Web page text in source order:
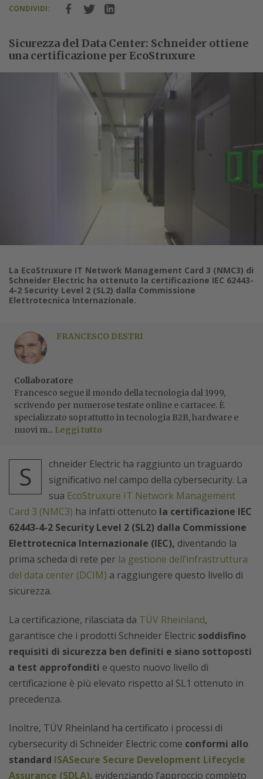
CONDIVIDI:
Sicurezza del Data Center: Schneider ottiene
una certificazione per EcoStruxure
La EcoStruxure IT Network Management Card 3 (NMC3) di
Schneider Electric ha ottenuto la certificazione IEC 62443-
4-2 Security Level 2 (SL2) dalla Commissione
Elettrotecnica Internazionale.
FRANCESCO DESTRI
Collaboratore
Francesco segue il mondo della tecnologia dal 1999,
scrivendo per numerose testate online e cartacee. È
specializzato soprattutto in tecnologia B2B, hardware e
nuovi m... Leggi tutto
S
chneider Electric ha raggiunto un traguardo
significativo nel campo della cybersecurity. La
sua EcoStruxure IT Network Management
Card 3 (NMC3) ha infatti ottenuto la certificazione IEC
62443-4-2 Security Level 2 (SL2) dalla Commissione
Elettrotecnica Internazionale (IEC), diventando la
prima scheda di rete per la gestione dell’infrastruttura
del data center (DCIM) a raggiungere questo livello di
sicurezza.
La certificazione, rilasciata da TÜV Rheinland,
garantisce che i prodotti Schneider Electric soddisfino
requisiti di sicurezza ben definiti e siano sottoposti
a test approfonditi e questo nuovo livello di
certificazione è più elevato rispetto al SL1 ottenuto in
precedenza.
Inoltre, TÜV Rheinland ha certificato i processi di
cybersecurity di Schneider Electric come conformi allo
standard ISASecure Secure Development Lifecycle
Assurance (SDLA), evidenziando l’approccio completo